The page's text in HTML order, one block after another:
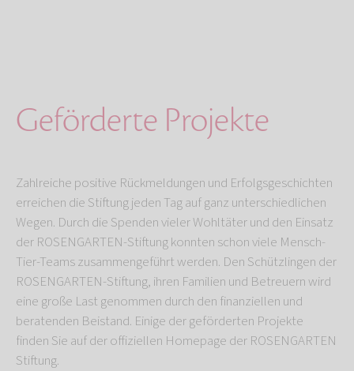
Geförderte Projekte
Zahlreiche positive Rückmeldungen und Erfolgsgeschichten
erreichen die Stiftung jeden Tag auf ganz unterschiedlichen
Wegen. Durch die Spenden vieler Wohltäter und den Einsatz
der ROSENGARTEN-Stiftung konnten schon viele Mensch-
Tier-Teams zusammengeführt werden. Den Schützlingen der
ROSENGARTEN-Stiftung, ihren Familien und Betreuern wird
eine große Last genommen durch den finanziellen und
beratenden Beistand. Einige der geförderten Projekte
finden Sie auf der offiziellen Homepage der ROSENGARTEN
Stiftung.